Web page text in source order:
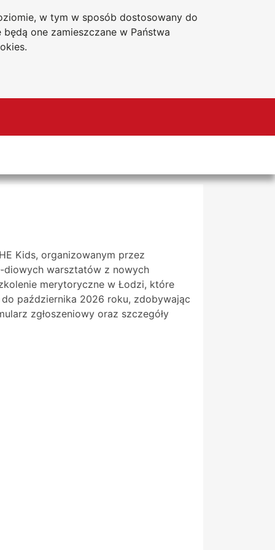
w tym w sposób dostosowany do
one zamieszczane w Państwa
Deklaracja dostępności
Kids, organizowanym przez
diowych warsztatów z nowych
merytoryczne w Łodzi, które
października 2026 roku, zdobywając
zgłoszeniowy oraz szczegóły